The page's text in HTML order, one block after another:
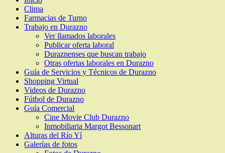
Clima
Farmacias de Turno
Trabajo en Durazno
Ver llamados laborales
Publicar oferta laboral
Duraznenses que buscan trabajo
Otras ofertas laborales en Durazno
Guía de Servicios y Técnicos de Durazno
Shopping Virtual
Videos de Durazno
Fútbol de Durazno
Guía Comercial
Cine Movie Club Durazno
Inmobiliaria Margot Bessonart
Alturas del Río Yí
Galerías de fotos